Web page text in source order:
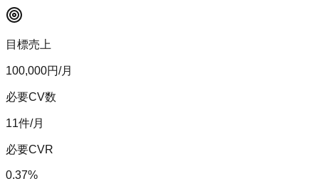
目標売上
100,000円/月
必要CV数
11件/月
必要CVR
0.37%